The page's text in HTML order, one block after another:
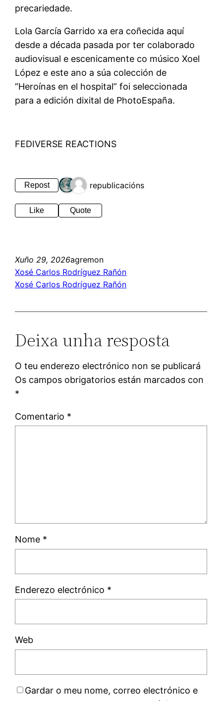
precariedade.
Lola García Garrido xa era coñecida aquí
desde a década pasada por ter colaborado
audiovisual e escenicamente co músico Xoel
López e este ano a súa colección de
“Heroínas en el hospital” foi seleccionada
para a edición dixital de PhotoEspaña.
FEDIVERSE REACTIONS
Repost 2 republicacións
Like Quote
Xuño 29, 2026agremon
Xosé Carlos Rodríguez Rañón
Xosé Carlos Rodríguez Rañón
Deixa unha resposta
O teu enderezo electrónico non se publicará
Os campos obrigatorios están marcados con
*
Comentario *
Nome *
Enderezo electrónico *
Web
Gardar o meu nome, correo electrónico e